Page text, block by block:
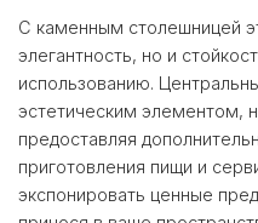
С каменным столешницей
элегантность, но и
использованию.
эстетическим элементом,
предоставляя
приготовления пищи и
экспонировать ценные